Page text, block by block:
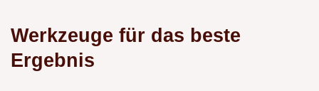
Werkzeuge für das beste
Ergebnis